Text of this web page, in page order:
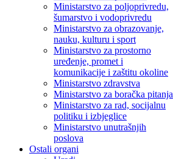
Ministarstvo za poljoprivredu,
šumarstvo i vodoprivredu
Ministarstvo za obrazovanje,
nauku, kulturu i sport
Ministarstvo za prostorno
uređenje, promet i
komunikacije i zaštitu okoline
Ministarstvo zdravstva
Ministarstvo za boračka pitanja
Ministarstvo za rad, socijalnu
politiku i izbjeglice
Ministarstvo unutrašnjih
poslova
Ostali organi